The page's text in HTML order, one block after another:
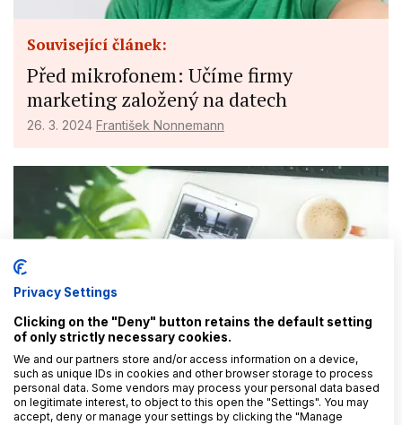
Související článek:
Před mikrofonem: Učíme firmy
marketing založený na datech
26. 3. 2024 František Nonnemann
Související článek:
Využití veřejně dostupných údajů pro
přímý marketing
30. 5. 2024Kristýna Gembalová
Privacy Settings
Clicking on the "Deny" button retains the default setting
of only strictly necessary cookies.
We and our partners store and/or access information on a device,
such as unique IDs in cookies and other browser storage to process
personal data. Some vendors may process your personal data based
on legitimate interest, to object to this open the "Settings". You may
accept, deny or manage your settings by clicking the "Manage